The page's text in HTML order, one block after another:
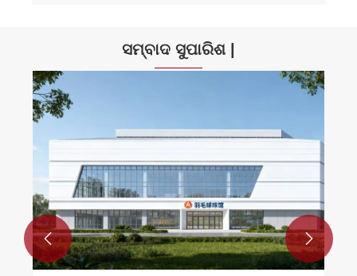
ସମ୍ବାଦ ସୁପାରିଶ |
 